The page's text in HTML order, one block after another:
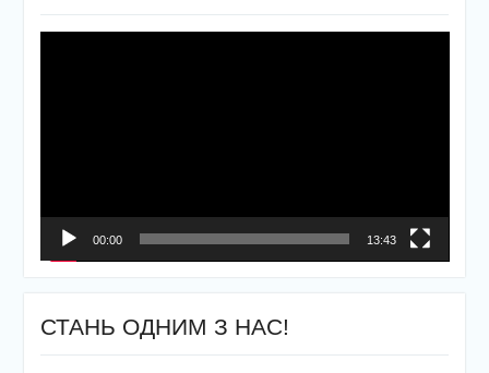
00:00 13:43
СТАНЬ ОДНИМ З НАС!